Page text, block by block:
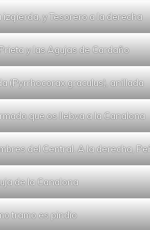
izqierda, y Tesorero a la derecha
y las Agujas de Cardaño
(Pyrrhocorax graculus), anillada
que os llebva a la Canalona
del Central. A la derecha,
de la Canalona
tramo es pindio